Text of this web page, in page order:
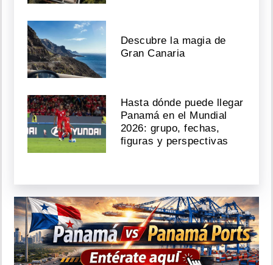
Descubre la magia de
Gran Canaria
Hasta dónde puede llegar
Panamá en el Mundial
2026: grupo, fechas,
figuras y perspectivas